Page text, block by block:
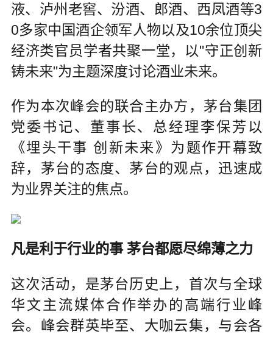
液、泸州老窖、汾酒、郎酒、西凤酒等3
0多家中国酒企领军人物以及10余位顶尖
经济类官员学者共聚一堂，以"守正创新
铸未来"为主题深度讨论酒业未来。
作为本次峰会的联合主办方，茅台集团
党委书记、董事长、总经理李保芳以
《埋头干事 创新未来》为题作开幕致
辞，茅台的态度、茅台的观点，迅速成
为业界关注的焦点。
凡是利于行业的事 茅台都愿尽绵薄之力
这次活动，是茅台历史上，首次与全球
华文主流媒体合作举办的高端行业峰
会。峰会群英毕至、大咖云集，与会各